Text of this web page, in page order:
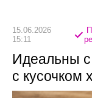
15.06.2026
15:11
Идеальны с
с кусочком